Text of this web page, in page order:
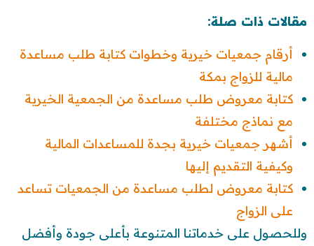
مقالات ذات صلة:
أرقام جمعيات خيرية وخطوات كتابة طلب مساعدة
مالية للزواج بمكة
كتابة معروض طلب مساعدة من الجمعية الخيرية
مع نماذج مختلفة
أشهر جمعيات خيرية بجدة للمساعدات المالية
وكيفية التقديم إليها
كتابة معروض لطلب مساعدة من الجمعيات تساعد
على الزواج
وللحصول على خدماتنا المتنوعة بأعلى جودة وأفضل